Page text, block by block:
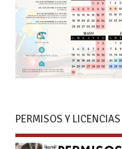
PERMISOS Y LICENCIAS